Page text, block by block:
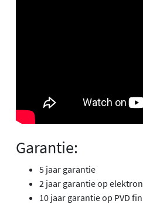
Garantie:
5 jaar garantie
2 jaar garantie op
10 jaar garantie op PVD